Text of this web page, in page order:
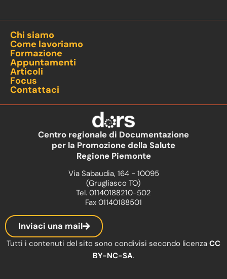
Chi siamo
Come lavoriamo
Formazione
Appuntamenti
Articoli
Focus
Contattaci
Centro regionale di Documentazione
per la Promozione della Salute
Regione Piemonte
Via Sabaudia, 164 - 10095
(Grugliasco TO)
Tel. 01140188210-502
Fax 01140188501
Inviaci una mail
Tutti i contenuti del sito sono condivisi secondo licenza CC
BY-NC-SA.